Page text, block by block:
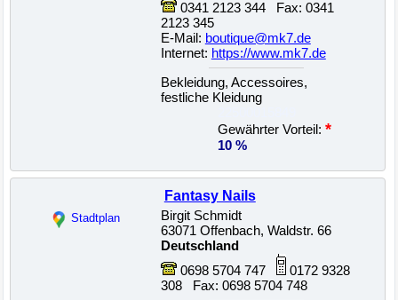
0341 2123 344 Fax: 0341
2123 345
E-Mail: boutique@mk7.de
Internet: https://www.mk7.de
Bekleidung, Accessoires,
festliche Kleidung
Gewährter Vorteil: *
10 %
Stadtplan
Fantasy Nails
Birgit Schmidt
63071 Offenbach, Waldstr. 66
Deutschland
0698 5704 747
0172 9328
308 Fax: 0698 5704 748